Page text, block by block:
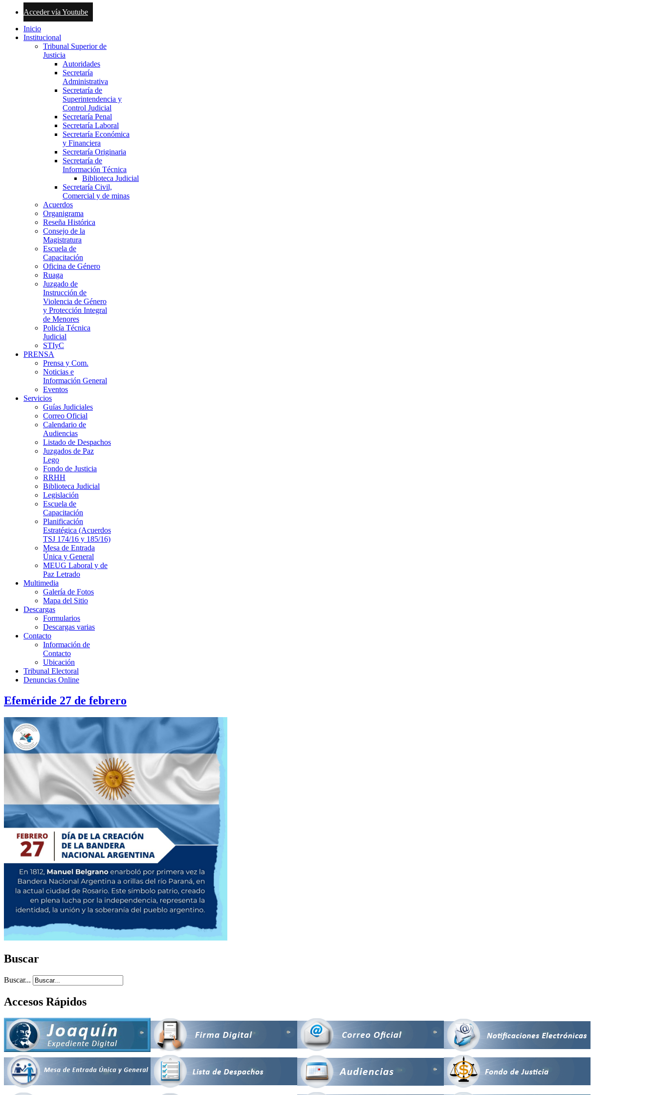
Acceder vía Youtube
Inicio
Institucional
Tribunal Superior de
Justicia
Autoridades
Secretaría
Administrativa
Secretaría de
Superintendencia y
Control Judicial
Secretaría Penal
Secretaría Laboral
Secretaría Económica
y Financiera
Secretaría Originaria
Secretaría de
Información Técnica
Biblioteca Judicial
Secretaría Civil,
Comercial y de minas
Acuerdos
Organigrama
Reseña Histórica
Consejo de la
Magistratura
Escuela de
Capacitación
Oficina de Género
Ruaga
Juzgado de
Instrucción de
Violencia de Género
y Protección Integral
de Menores
Policía Técnica
Judicial
STIyC
PRENSA
Prensa y Com.
Noticias e
Información General
Eventos
Servicios
Guías Judiciales
Correo Oficial
Calendario de
Audiencias
Listado de Despachos
Juzgados de Paz
Lego
Fondo de Justicia
RRHH
Biblioteca Judicial
Legislación
Escuela de
Capacitación
Planificación
Estratégica (Acuerdos
TSJ 174/16 y 185/16)
Mesa de Entrada
Única y General
MEUG Laboral y de
Paz Letrado
Multimedia
Galería de Fotos
Mapa del Sitio
Descargas
Formularios
Descargas varias
Contacto
Información de
Contacto
Ubicación
Tribunal Electoral
Denuncias Online
Efeméride 27 de febrero
Buscar
Buscar...
Accesos Rápidos